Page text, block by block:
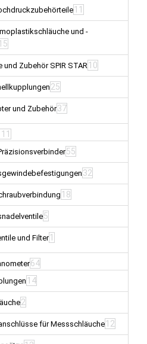
11
und -
15
und Zubehör SPIR STAR 10
25
und Zubehör37
55
32
18
5
und Filter 1
64
14
2
für Messschläuche 12